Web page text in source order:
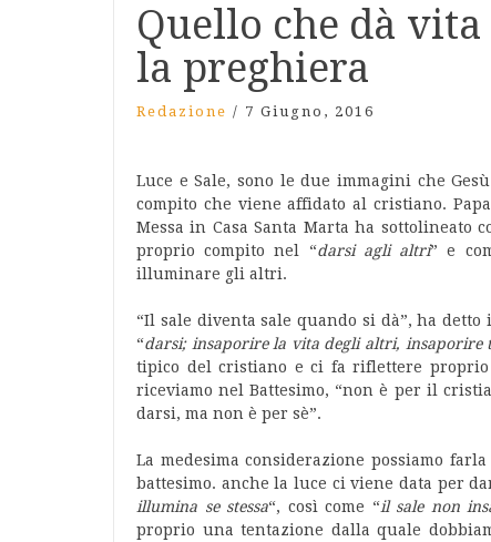
Quello che dà
la preghiera
Redazione / 7 Giugno, 2016
Luce e Sale, sono le due immagini che
compito che viene affidato al cristiano.
Messa in Casa Santa Marta ha sottolineato
proprio compito nel “darsi agli altri” e
illuminare gli altri.
“Il sale diventa sale quando si dà”, ha
“darsi; insaporire la vita degli altri, insaporire
tipico del cristiano e ci fa riflettere
riceviamo nel Battesimo, “non è per il
darsi, ma non è per sè”.
La medesima considerazione possiamo
battesimo. anche la luce ci viene data per
illumina se stessa“, così come “il sale non
proprio una tentazione dalla quale